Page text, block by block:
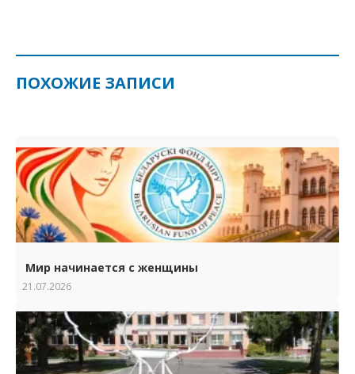
ПОХОЖИЕ ЗАПИСИ
Мир начинается с женщины
21.07.2026